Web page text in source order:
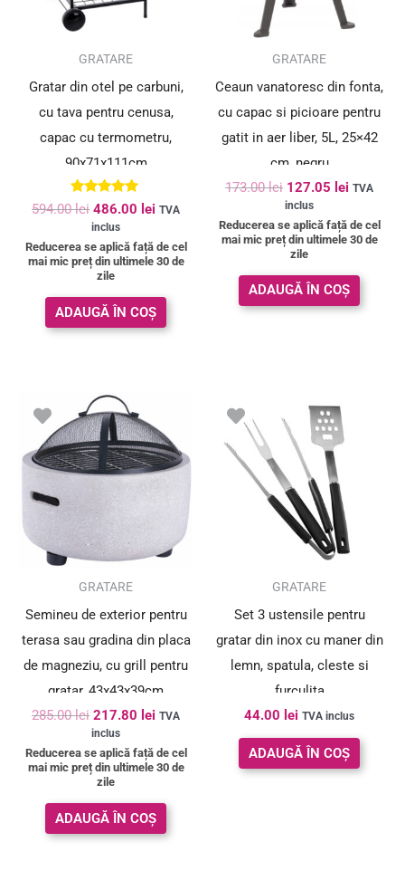
GRATARE
Gratar din otel pe carbuni,
cu tava pentru cenusa,
capac cu termometru,
90x71x111cm
Evaluat la
5.00
din 5
594.00lei 486.00 lei TVA
inclus
Reducerea se aplică față de cel
mai mic preț din ultimele 30 de
zile
ADAUGĂ ÎN COȘ
GRATARE
Ceaun vanatoresc din fonta,
cu capac si picioare pentru
gatit in aer liber, 5L, 25×42
cm, negru
173.00lei 127.05 lei TVA
inclus
Reducerea se aplică față de cel
mai mic preț din ultimele 30 de
zile
ADAUGĂ ÎN COȘ
SUPER PREȚ!GRATARE
Semineu de exterior pentru
terasa sau gradina din placa
de magneziu, cu grill pentru
gratar, 43x43x39cm
285.00lei
Prețul
inițial
a
fost:
285.00 lei.
217.80 lei
este:
217.80 lei.
TVA
inclus
Reducerea se aplică față de cel
mai mic preț din ultimele 30 de
zile
ADAUGĂ ÎN COȘ
GRATARE
Set 3 ustensile pentru
gratar din inox cu maner din
lemn, spatula, cleste si
furculita
44.00 lei TVA inclus
ADAUGĂ ÎN COȘ